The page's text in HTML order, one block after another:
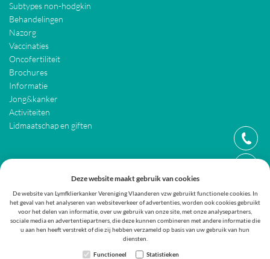
Subtypes non-hodgkin
Behandelingen
Nazorg
Vaccinaties
Oncofertiliteit
Brochures
Informatie
Jong&kanker
Activiteiten
Lidmaatschap en giften
Cookie policy
Privacy policy
Procedure algemene vergadering
Sitemap
Deze website maakt gebruik van cookies
De website van Lymfklierkanker Vereniging Vlaanderen vzw gebruikt functionele cookies. In
het geval van het analyseren van websiteverkeer of advertenties, worden ook cookies gebruikt
voor het delen van informatie, over uw gebruik van onze site, met onze analysepartners,
sociale media en advertentiepartners, die deze kunnen combineren met andere informatie die
u aan hen heeft verstrekt of die zij hebben verzameld op basis van uw gebruik van hun
diensten.
Functioneel Statistieken